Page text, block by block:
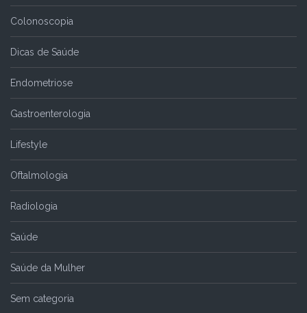
Colonoscopia
Dicas de Saúde
Endometriose
Gastroenterologia
Lifestyle
Oftalmologia
Radiologia
Saúde
Saúde da Mulher
Sem categoria